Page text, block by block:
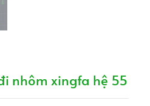
nhôm xingfa hệ 55